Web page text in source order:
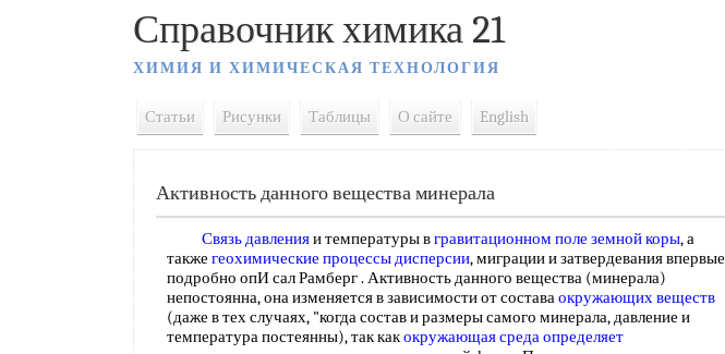
Справочник химика 21
ХИМИЯ И ХИМИЧЕСКАЯ ТЕХНОЛОГИЯ
Статьи Рисунки Таблицы О сайте English
Активность данного вещества минерала
Связь давленияи температуры вгравитационном поле земной коры, а
также геохимические процессы дисперсии, миграции и затвердевания впервые
подробно опИ сал Рамберг . Активность данного вещества (минерала)
непостоянна, она изменяется в зависимости от составаокружающих веществ
(даже в тех случаях, "когда состав и размеры самого минерала, давление и
температура постеянны), так какокружающая средаопределяет